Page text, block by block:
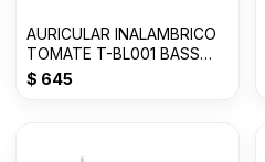
AURICULAR INALAMBRICO
TOMATE T-BL001 BASS
Con 50% OFF
$ 645